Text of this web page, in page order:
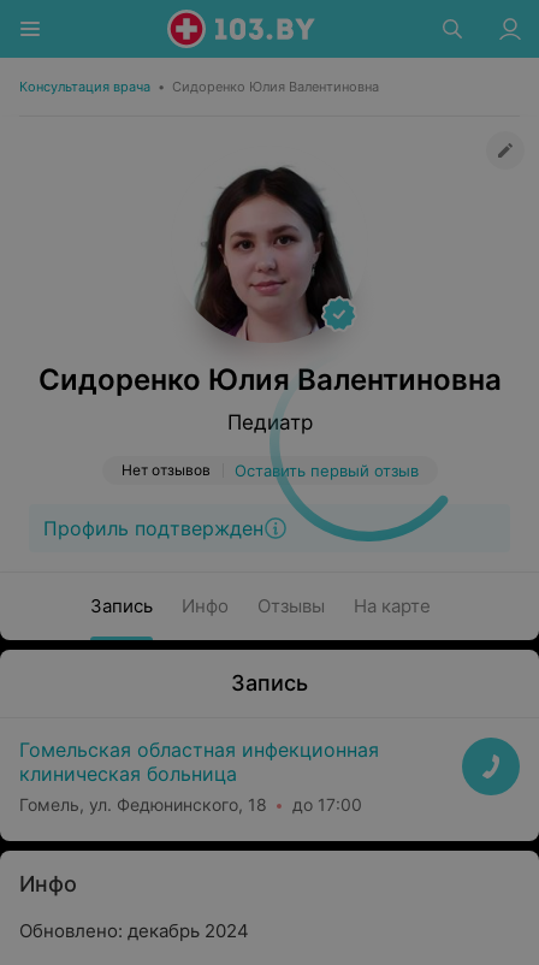
Консультация врача • Сидоренко Юлия Валентиновна
Сидоренко Юлия Валентиновна
Педиатр
Нет отзывов Оставить первый отзыв
Профиль подтвержден
Запись Инфо Отзывы На карте
Запись
Гомельская областная инфекционная
клиническая больница
Гомель, ул. Федюнинского, 18 до 17:00
Инфо
Обновлено: декабрь 2024